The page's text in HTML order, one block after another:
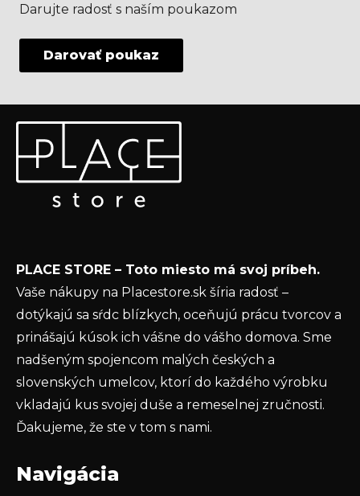
Darujte radosť s naším poukazom
Darovať poukaz
Odoberať newsletter
Vložte svoj e-mail a my Vám budeme zasielať informácie
o nových produktoch na našom e-shope.
ochrany osobných údajov
PRIHLÁSIŤ SA
PLACE STORE – Toto miesto má svoj príbeh.
Vaše nákupy na Placestore.sk šíria radosť –
dotýkajú sa sŕdc blízkych, oceňujú prácu tvorcov a
prinášajú kúsok ich vášne do vášho domova. Sme
nadšeným spojencom malých českých a
slovenských umelcov, ktorí do každého výrobku
vkladajú kus svojej duše a remeselnej zručnosti.
Ďakujeme, že ste v tom s nami.
Navigácia